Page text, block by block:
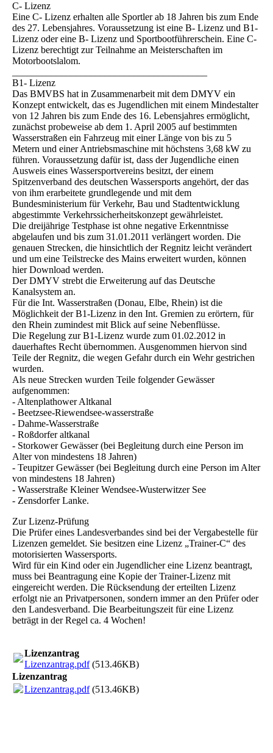
C- Lizenz
Eine C- Lizenz erhalten alle Sportler ab 18 Jahren bis zum Ende
des 27. Lebensjahres. Voraussetzung ist eine B- Lizenz und B1-
Lizenz oder eine B- Lizenz und Sportbootführerschein. Eine C-
Lizenz berechtigt zur Teilnahme an Meisterschaften im
Motorbootslalom.
B1- Lizenz
Das BMVBS hat in Zusammenarbeit mit dem DMYV ein
Konzept entwickelt, das es Jugendlichen mit einem Mindestalter
von 12 Jahren bis zum Ende des 16. Lebensjahres ermöglicht,
zunächst probeweise ab dem 1. April 2005 auf bestimmten
Wasserstraßen ein Fahrzeug mit einer Länge von bis zu 5
Metern und einer Antriebsmaschine mit höchstens 3,68 kW zu
führen. Voraussetzung dafür ist, dass der Jugendliche einen
Ausweis eines Wassersportvereins besitzt, der einem
Spitzenverband des deutschen Wassersports angehört, der das
von ihm erarbeitete grundlegende und mit dem
Bundesministerium für Verkehr, Bau und Stadtentwicklung
abgestimmte Verkehrssicherheitskonzept gewährleistet.
Die dreijährige Testphase ist ohne negative Erkenntnisse
abgelaufen und bis zum 31.01.2011 verlängert worden. Die
genauen Strecken, die hinsichtlich der Regnitz leicht verändert
und um eine Teilstrecke des Mains erweitert wurden, können
hier Download werden.
Der DMYV strebt die Erweiterung auf das Deutsche
Kanalsystem an.
Für die Int. Wasserstraßen (Donau, Elbe, Rhein) ist die
Möglichkeit der B1-Lizenz in den Int. Gremien zu erörtern, für
den Rhein zumindest mit Blick auf seine Nebenflüsse.
Die Regelung zur B1-Lizenz wurde zum 01.02.2012 in
dauerhaftes Recht übernommen. Ausgenommen hiervon sind
Teile der Regnitz, die wegen Gefahr durch ein Wehr gestrichen
wurden.
Als neue Strecken wurden Teile folgender Gewässer
aufgenommen:
- Altenplathower Altkanal
- Beetzsee-Riewendsee-wasserstraße
- Dahme-Wasserstraße
- Roßdorfer altkanal
- Storkower Gewässer (bei Begleitung durch eine Person im
Alter von mindestens 18 Jahren)
- Teupitzer Gewässer (bei Begleitung durch eine Person im Alter
von mindestens 18 Jahren)
- Wasserstraße Kleiner Wendsee-Wusterwitzer See
- Zensdorfer Lanke.
Zur Lizenz-Prüfung
Die Prüfer eines Landesverbandes sind bei der Vergabestelle für
Lizenzen gemeldet. Sie besitzen eine Lizenz „Trainer-C“ des
motorisierten Wassersports.
Wird für ein Kind oder ein Jugendlicher eine Lizenz beantragt,
muss bei Beantragung eine Kopie der Trainer-Lizenz mit
eingereicht werden. Die Rücksendung der erteilten Lizenz
erfolgt nie an Privatpersonen, sondern immer an den Prüfer oder
den Landesverband. Die Bearbeitungszeit für eine Lizenz
beträgt in der Regel ca. 4 Wochen!
Lizenzantrag
Lizenzantrag.pdf(513.46KB)
Lizenzantrag
Lizenzantrag.pdf(513.46KB)